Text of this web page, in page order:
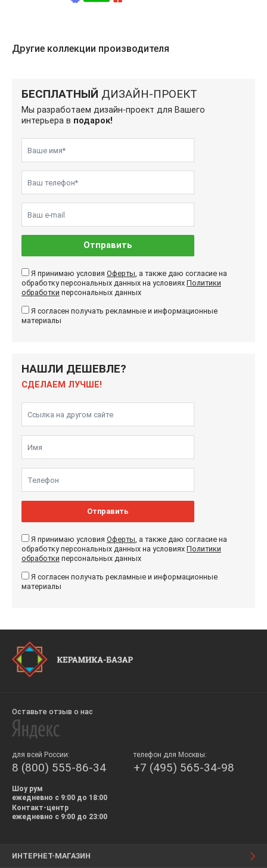
Другие коллекции производителя
БЕСПЛАТНЫЙ ДИЗАЙН-ПРОЕКТ
Мы разработаем дизайн-проект для Вашего
интерьера в подарок!
Отправить
Я принимаю условия Оферты, а также даю согласие на
обработку персональных данных на условиях Политики
обработки персональных данных
Я согласен получать рекламные и информационные
материалы
НАШЛИ ДЕШЕВЛЕ?
СДЕЛАЕМ ЛУЧШЕ!
Отправить
Я принимаю условия Оферты, а также даю согласие на
обработку персональных данных на условиях Политики
обработки персональных данных
Я согласен получать рекламные и информационные
материалы
Оставьте отзыв о нас
для всей России:
8 (800) 555-86-34
телефон для Москвы:
+7 (495) 565-34-98
Шоу рум
ежедневно с 9:00 до 18:00
Контакт-центр
ежедневно с 9:00 до 23:00
ИНТЕРНЕТ-МАГАЗИН